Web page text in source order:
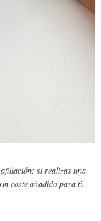
si realizas una
coste añadido para ti.